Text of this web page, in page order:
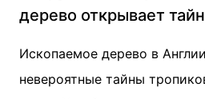
дерево открывает
Ископаемое дерево в
невероятные тайны